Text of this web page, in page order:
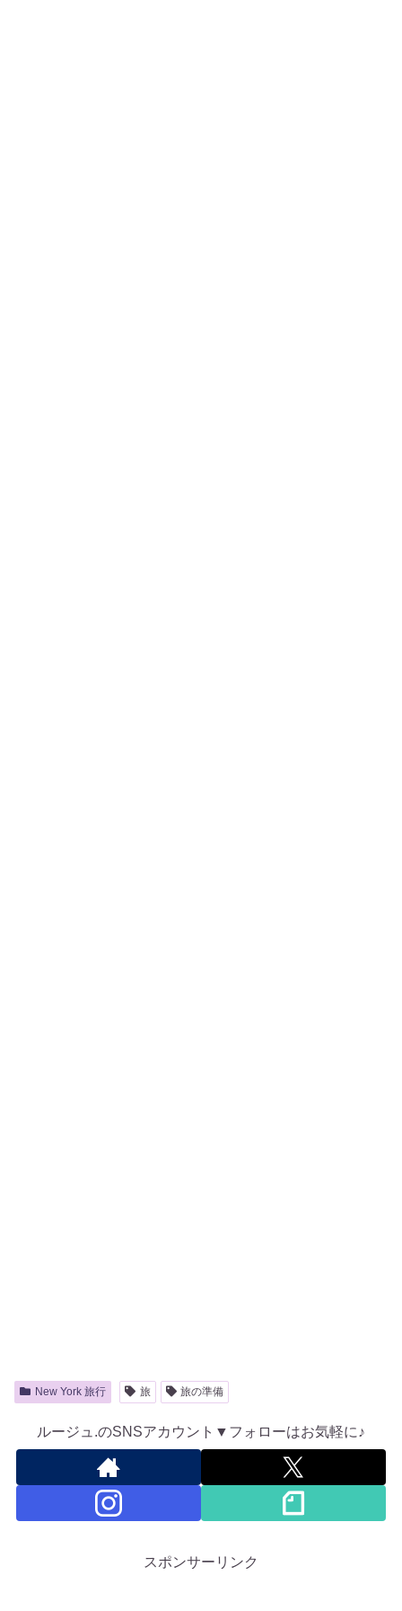
New York 旅行 旅 旅の準備
ルージュ.のSNSアカウント▼フォローはお気軽に♪
スポンサーリンク